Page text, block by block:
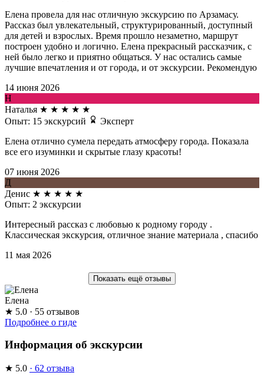
Елена провела для нас отличную экскурсию по Арзамасу.
Рассказ был увлекательный, структурированный, доступный
для детей и взрослых. Время прошло незаметно, маршрут
построен удобно и логично. Елена прекрасный рассказчик, с
ней было легко и приятно общаться. У нас остались самые
лучшие впечатления и от города, и от экскурсии. Рекомендую
14 июня 2026
Н
Наталья ★ ★ ★ ★ ★
Опыт: 15 экскурсий
Эксперт
Елена отлично сумела передать атмосферу города. Показала
все его изуминки и скрытые глазу красоты!
07 июня 2026
Д
Денис ★ ★ ★ ★ ★
Опыт: 2 экскурсии
Интересный рассказ с любовью к родному городу .
Классическая экскурсия, отличное знание материала , спасибо
11 мая 2026
Показать ещё отзывы
Елена
★ 5.0 · 55 отзывов
Подробнее о гиде
Информация об экскурсии
★ 5.0 · 62 отзыва